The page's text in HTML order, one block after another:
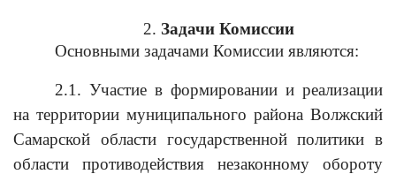
2. Задачи Комиссии
Основными задачами Комиссии являются:
2.1. Участие в формировании и реализации
на территории муниципального района Волжский
Самарской области государственной политики в
области противодействия незаконному обороту